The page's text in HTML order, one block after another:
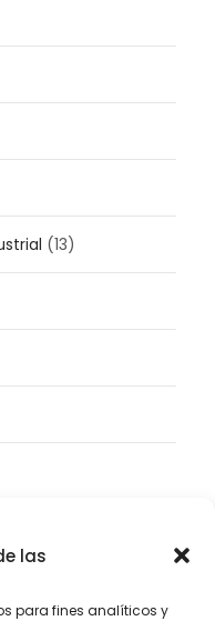
las
para fines analíticos y
(13)